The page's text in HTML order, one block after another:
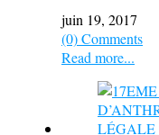
juin 19, 2017
(0) Comments
Read more...